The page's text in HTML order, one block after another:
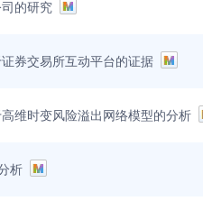
的研究
券交易所互动平台的证据
维时变风险溢出网络模型的分析
析